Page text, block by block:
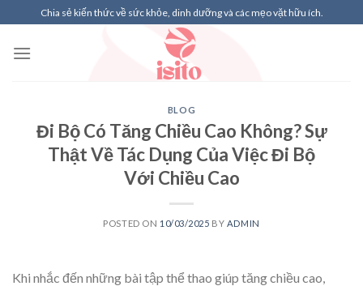
to
content
Chia sẻ kiến thức về sức khỏe, dinh dưỡng và các mẹo vặt hữu ích.
BLOG
Đi Bộ Có Tăng Chiều Cao Không? Sự
Thật Về Tác Dụng Của Việc Đi Bộ
Với Chiều Cao
POSTED ON 10/03/2025 BY ADMIN
Khi nhắc đến những bài tập thể thao giúp tăng chiều cao,